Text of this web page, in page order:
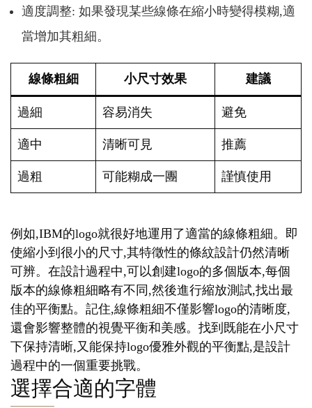
適度調整: 如果發現某些線條在縮小時變得模糊,適
當增加其粗細。
線條粗細 小尺寸效果 建議
過細 容易消失 避免
適中 清晰可見 推薦
過粗 可能糊成一團 謹慎使用
例如,IBM的logo就很好地運用了適當的線條粗細。即
使縮小到很小的尺寸,其特徵性的條紋設計仍然清晰
可辨。在設計過程中,可以創建logo的多個版本,每個
版本的線條粗細略有不同,然後進行縮放測試,找出最
佳的平衡點。記住,線條粗細不僅影響logo的清晰度,
還會影響整體的視覺平衡和美感。找到既能在小尺寸
下保持清晰,又能保持logo優雅外觀的平衡點,是設計
過程中的一個重要挑戰。
選擇合適的字體